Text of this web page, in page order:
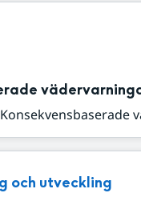
och utveckling